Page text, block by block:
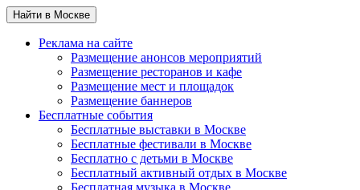
Найти в Москве
Реклама на сайте
Размещение анонсов мероприятий
Размещение ресторанов и кафе
Размещение мест и площадок
Размещение баннеров
Бесплатные события
Бесплатные выставки в Москве
Бесплатные фестивали в Москве
Бесплатно с детьми в Москве
Бесплатный активный отдых в Москве
Бесплатная музыка в Москве